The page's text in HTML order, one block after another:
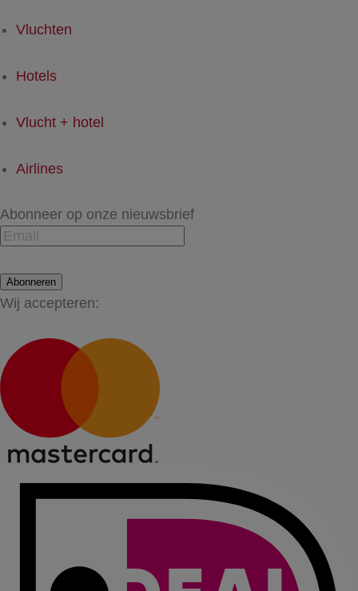
Vluchten
Hotels
Vlucht + hotel
Airlines
Abonneer op onze nieuwsbrief
Abonneren
Wij accepteren: